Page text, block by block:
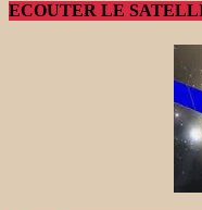
ECOUTER LE